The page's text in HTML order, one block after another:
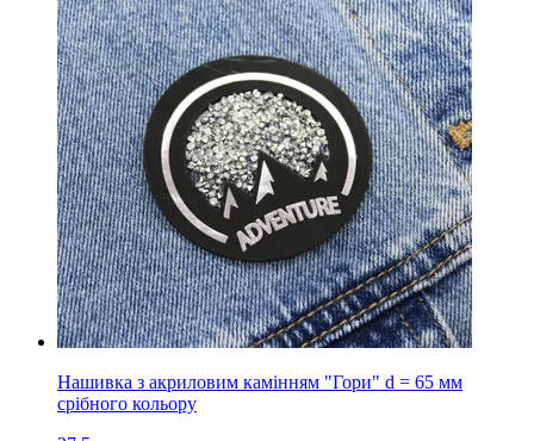
Нашивка з акриловим камінням "Гори" d = 65 мм
срібного кольору